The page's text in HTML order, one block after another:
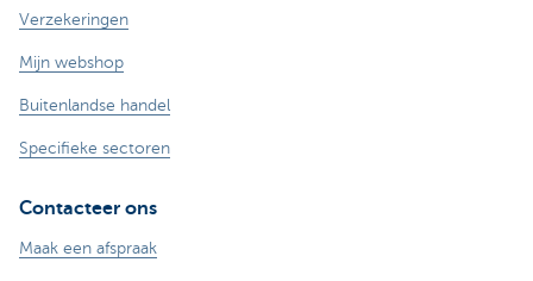
Verzekeringen
Mijn webshop
Buitenlandse handel
Specifieke sectoren
Contacteer ons
Maak een afspraak